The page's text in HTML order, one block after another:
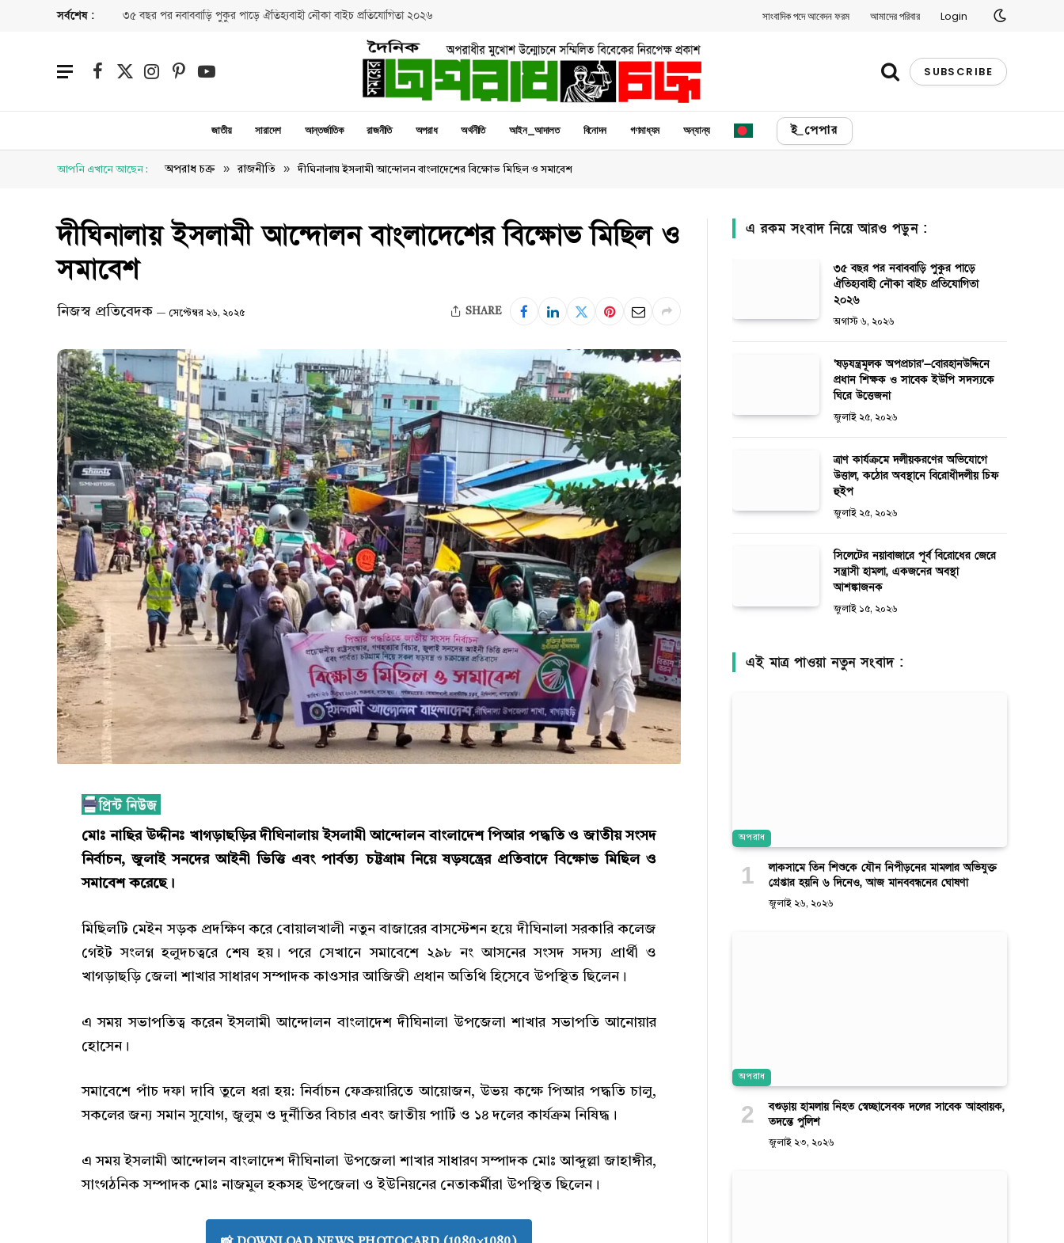
সর্বশেষ : ৩৫ বছর পর নবাববাড়ি পুকুর পাড়ে ঐতিহ্যবাহী নৌকা বাইচ প্রতিযোগিতা ২০২৬ সাংবাদিক পদে আবেদন ফরম আমাদের পরিবার Login
Facebook
X
Instagram
PinterestYouTube SUBSCRIBE
জাতীয় সারাদেশ আন্তর্জাতিক রাজনীতি অপরাধ অর্থনীতি আইন_আদালত বিনোদন গণমাধ্যম অন্যান্য ই_পেপার
আপনি এখানে আছেন : অপরাধ চক্র » রাজনীতি » দীঘিনালায় ইসলামী আন্দোলন বাংলাদেশের বিক্ষোভ মিছিল ও সমাবেশ
দীঘিনালায় ইসলামী আন্দোলন বাংলাদেশের বিক্ষোভ মিছিল ও
সমাবেশ
নিজস্ব প্রতিবেদক সেপ্টেম্বর ২৬, ২০২৫ SHARE
মোঃ নাছির উদ্দীনঃ খাগড়াছড়ির দীঘিনালায় ইসলামী আন্দোলন বাংলাদেশ পিআর পদ্ধতি ও জাতীয় সংসদ
নির্বাচন, জুলাই সনদের আইনী ভিত্তি এবং পার্বত্য চট্টগ্রাম নিয়ে ষড়যন্ত্রের প্রতিবাদে বিক্ষোভ মিছিল ও
সমাবেশ করেছে।
মিছিলটি মেইন সড়ক প্রদক্ষিণ করে বোয়ালখালী নতুন বাজারের বাসস্টেশন হয়ে দীঘিনালা সরকারি কলেজ
গেইট সংলগ্ন হলুদচত্বরে শেষ হয়। পরে সেখানে সমাবেশে ২৯৮ নং আসনের সংসদ সদস্য প্রার্থী ও
খাগড়াছড়ি জেলা শাখার সাধারণ সম্পাদক কাওসার আজিজী প্রধান অতিথি হিসেবে উপস্থিত ছিলেন।
এ সময় সভাপতিত্ব করেন ইসলামী আন্দোলন বাংলাদেশ দীঘিনালা উপজেলা শাখার সভাপতি আনোয়ার
হোসেন।
সমাবেশে পাঁচ দফা দাবি তুলে ধরা হয়: নির্বাচন ফেব্রুয়ারিতে আয়োজন, উভয় কক্ষে পিআর পদ্ধতি চালু,
সকলের জন্য সমান সুযোগ, জুলুম ও দুর্নীতির বিচার এবং জাতীয় পার্টি ও ১৪ দলের কার্যক্রম নিষিদ্ধ।
এ সময় ইসলামী আন্দোলন বাংলাদেশ দীঘিনালা উপজেলা শাখার সাধারণ সম্পাদক মোঃ আব্দুল্লা জাহাঙ্গীর,
সাংগঠনিক সম্পাদক মোঃ নাজমুল হকসহ উপজেলা ও ইউনিয়নের নেতাকর্মীরা উপস্থিত ছিলেন।
এ রকম সংবাদ নিয়ে আরও পড়ুন :
৩৫ বছর পর নবাববাড়ি পুকুর পাড়ে
ঐতিহ্যবাহী নৌকা বাইচ প্রতিযোগিতা
২০২৬
অগাস্ট ৬, ২০২৬
‘ষড়যন্ত্রমূলক অপপ্রচার’—বোরহানউদ্দিনে
প্রধান শিক্ষক ও সাবেক ইউপি সদস্যকে
ঘিরে উত্তেজনা
জুলাই ২৫, ২০২৬
ত্রাণ কার্যক্রমে দলীয়করণের অভিযোগে
উত্তাল, কঠোর অবস্থানে বিরোধীদলীয় চিফ
হুইপ
জুলাই ২৫, ২০২৬
সিলেটের নয়াবাজারে পূর্ব বিরোধের জেরে
সন্ত্রাসী হামলা, একজনের অবস্থা
আশঙ্কাজনক
জুলাই ১৫, ২০২৬
এই মাত্র পাওয়া নতুন সংবাদ :
অপরাধ
লাকসামে তিন শিশুকে যৌন নিপীড়নের মামলার অভিযুক্ত
গ্রেপ্তার হয়নি ৬ দিনেও, আজ মানববন্ধনের ঘোষণা
জুলাই ২৬, ২০২৬
অপরাধ
বগুড়ায় হামলায় নিহত স্বেচ্ছাসেবক দলের সাবেক আহ্বায়ক,
তদন্তে পুলিশ
জুলাই ২৩, ২০২৬